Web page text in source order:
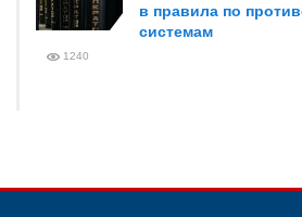
в правила по
системам
1240